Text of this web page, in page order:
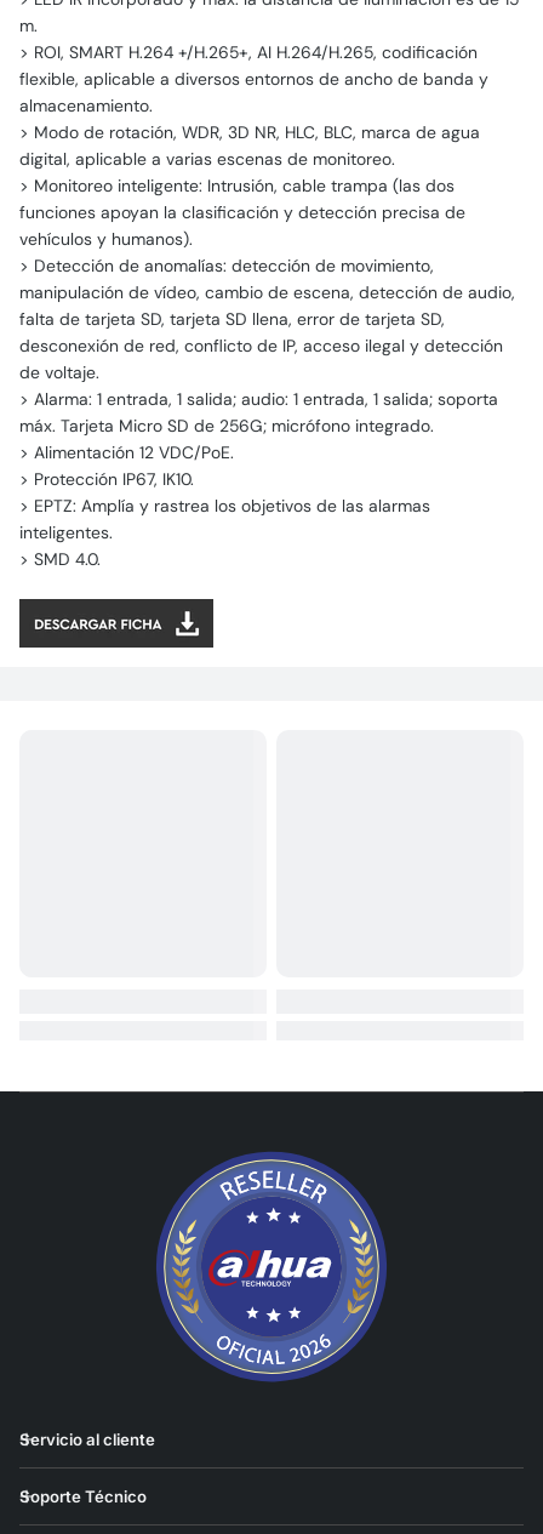
m.
> ROI, SMART H.264 +/H.265+, AI H.264/H.265, codificación
flexible, aplicable a diversos entornos de ancho de banda y
almacenamiento.
> Modo de rotación, WDR, 3D NR, HLC, BLC, marca de agua
digital, aplicable a varias escenas de monitoreo.
> Monitoreo inteligente: Intrusión, cable trampa (las dos
funciones apoyan la clasificación y detección precisa de
vehículos y humanos).
> Detección de anomalías: detección de movimiento,
manipulación de vídeo, cambio de escena, detección de audio,
falta de tarjeta SD, tarjeta SD llena, error de tarjeta SD,
desconexión de red, conflicto de IP, acceso ilegal y detección
de voltaje.
> Alarma: 1 entrada, 1 salida; audio: 1 entrada, 1 salida; soporta
máx. Tarjeta Micro SD de 256G; micrófono integrado.
> Alimentación 12 VDC/PoE.
> Protección IP67, IK10.
> EPTZ: Amplía y rastrea los objetivos de las alarmas
inteligentes.
> SMD 4.0.
Servicio al cliente
Soporte Técnico